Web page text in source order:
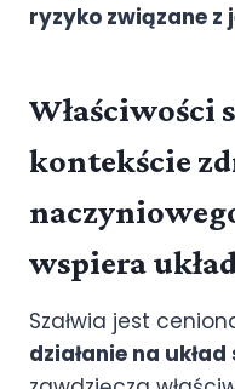
ryzyko związane z
Właściwości
kontekście
wspiera
Szałwia jest
działanie na